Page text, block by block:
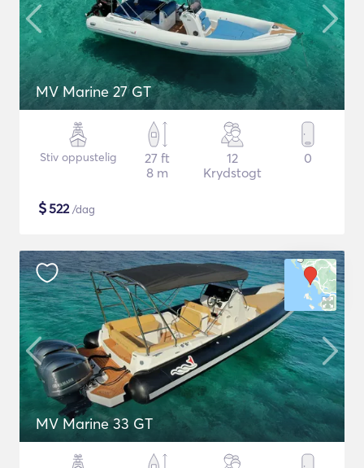
MV Marine 27 GT
Stiv oppustelig
27 ft
8 m
12
Krydstogt
0
$522/dag
MV Marine 33 GT